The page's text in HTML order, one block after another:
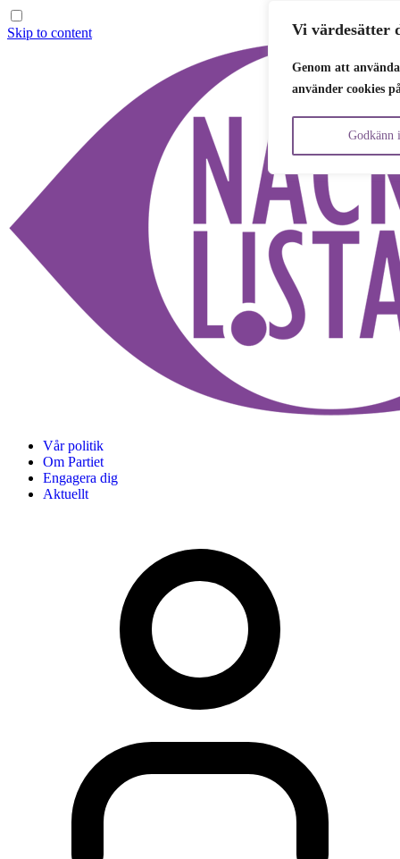
Vi värdesätter
Genom att
använder cookies
Godkänn
Skip to content
Vår politik
Om Partiet
Engagera dig
Aktuellt